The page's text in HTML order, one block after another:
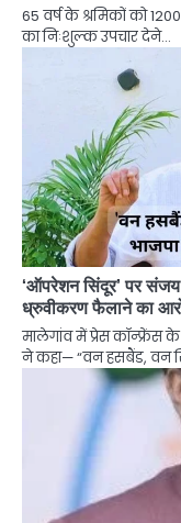
65 वर्ष के श्रमिकों को
का निःशुल्क उपचार देने…
‘ऑपरेशन सिंदूर’ पर
ध्रुवीकरण फैलाने का
मालेगांव में प्रेस कॉन्फ्रेंस
ने कहा— “वन हसबैंड, वन